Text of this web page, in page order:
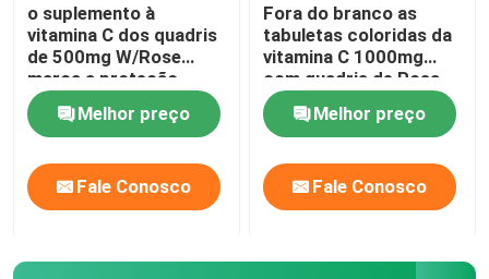
o suplemento à
vitamina C dos quadris
de 500mg W/Rose
marca a proteção
antioxidante CTDA da
saúde imuneMelhor preço
Fale Conosco
Fora do branco as
tabuletas coloridas da
vitamina C 1000mg
com quadris de Rosa
30mg marcam a saúde
imune CT1DMelhor preço
Fale Conosco